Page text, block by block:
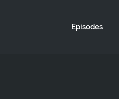
Episodes